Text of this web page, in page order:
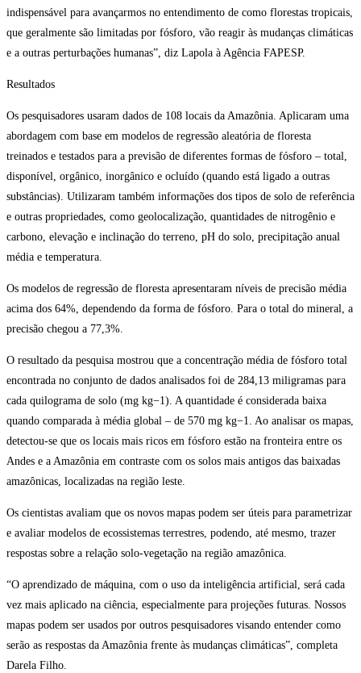
indispensável para avançarmos no entendimento de como florestas tropicais,
que geralmente são limitadas por fósforo, vão reagir às mudanças climáticas
e a outras perturbações humanas”, diz Lapola à Agência FAPESP.
Resultados
Os pesquisadores usaram dados de 108 locais da Amazônia. Aplicaram uma
abordagem com base em modelos de regressão aleatória de floresta
treinados e testados para a previsão de diferentes formas de fósforo – total,
disponível, orgânico, inorgânico e ocluído (quando está ligado a outras
substâncias). Utilizaram também informações dos tipos de solo de referência
e outras propriedades, como geolocalização, quantidades de nitrogênio e
carbono, elevação e inclinação do terreno, pH do solo, precipitação anual
média e temperatura.
Os modelos de regressão de floresta apresentaram níveis de precisão média
acima dos 64%, dependendo da forma de fósforo. Para o total do mineral, a
precisão chegou a 77,3%.
O resultado da pesquisa mostrou que a concentração média de fósforo total
encontrada no conjunto de dados analisados foi de 284,13 miligramas para
cada quilograma de solo (mg kg−1). A quantidade é considerada baixa
quando comparada à média global – de 570 mg kg−1. Ao analisar os mapas,
detectou-se que os locais mais ricos em fósforo estão na fronteira entre os
Andes e a Amazônia em contraste com os solos mais antigos das baixadas
amazônicas, localizadas na região leste.
Os cientistas avaliam que os novos mapas podem ser úteis para parametrizar
e avaliar modelos de ecossistemas terrestres, podendo, até mesmo, trazer
respostas sobre a relação solo-vegetação na região amazônica.
“O aprendizado de máquina, com o uso da inteligência artificial, será cada
vez mais aplicado na ciência, especialmente para projeções futuras. Nossos
mapas podem ser usados por outros pesquisadores visando entender como
serão as respostas da Amazônia frente às mudanças climáticas”, completa
Darela Filho.